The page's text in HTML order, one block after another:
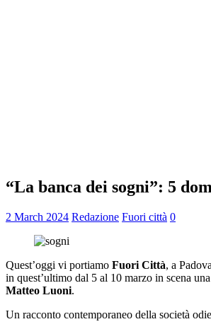
“La banca dei sogni”: 5
2 March 2024 Redazione Fuori città 0
Quest’oggi vi portiamo Fuori Città, a
in quest’ultimo dal 5 al 10 marzo in scena
Matteo Luoni.
Un racconto contemporaneo della società